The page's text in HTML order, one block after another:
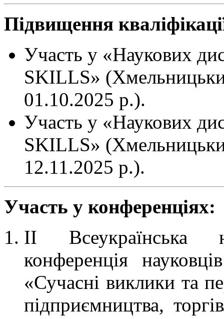
Підвищення
Участь у «Наукових
SKILLS»
01.10.2025 р.).
Участь у «Наукових
SKILLS»
12.11.2025 р.).
Участь у конференціях:
ІІ Всеукраїнська
конференція
«Сучасні виклики та
підприємництва,